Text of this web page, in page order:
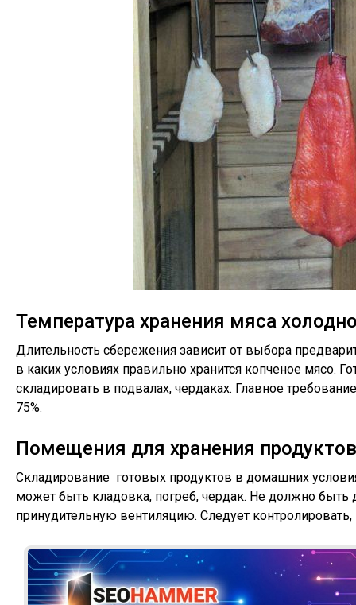
Температура хранения мяса
Длительность сбережения зависит от выбора
в каких условиях правильно хранится копченое мясо.
складировать в подвалах, чердаках. Главное
75%.
Помещения для хранения
Складирование готовых продуктов в домашних
может быть кладовка, погреб, чердак. Не должно
принудительную вентиляцию. Следует